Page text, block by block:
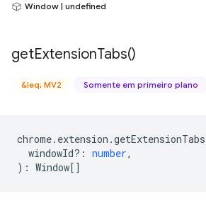
Window | undefined
getExtensionTabs()
&leq; MV2 Somente em primeiro plano
chrome. extension .getExtensionTabs
windowId? : number,
) : Window[]